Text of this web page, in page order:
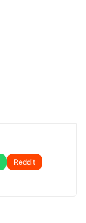
Reddit